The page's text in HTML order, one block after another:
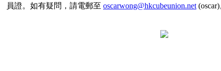
員證。如有疑問，請電郵至 oscarwong@hkcubeunion.net